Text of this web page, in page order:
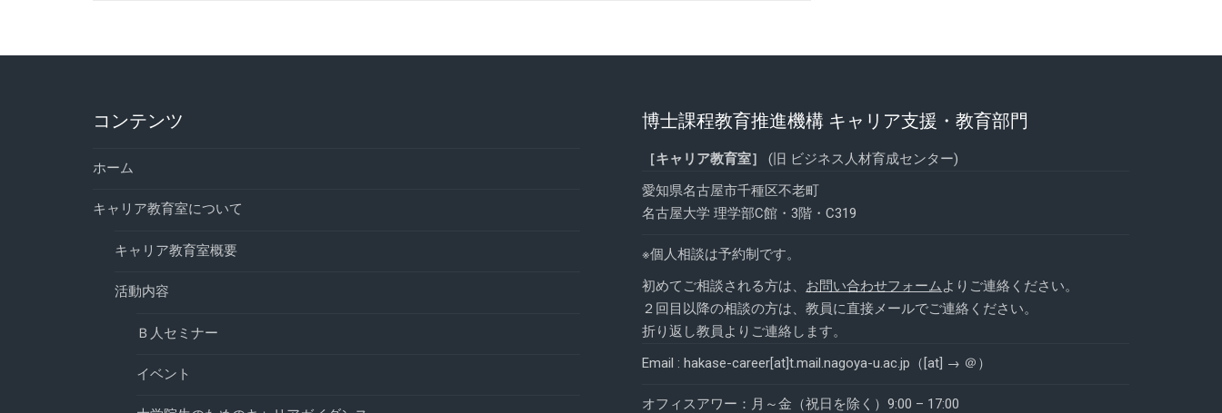
コンテンツ
ホーム
キャリア教育室について
キャリア教育室概要
活動内容
Ｂ人セミナー
イベント
博士課程教育推進機構 キャリア支援・教育部門
［キャリア教育室］
(旧 ビジネス人材育成センター)
愛知県名古屋市千種区不老町
名古屋大学 理学部C館・3階・C319
※個人相談は予約制です。
初めてご相談される方は、 お問い合わせフォームよりご連絡ください。
２回目以降の相談の方は、教員に直接メールでご連絡ください。
折り返し教員よりご連絡します。
Email : hakase-career[at]t.mail.nagoya-u.ac.jp（[at] → ＠）
オフィスアワー：月～金（祝日を除く）9:00 – 17:00